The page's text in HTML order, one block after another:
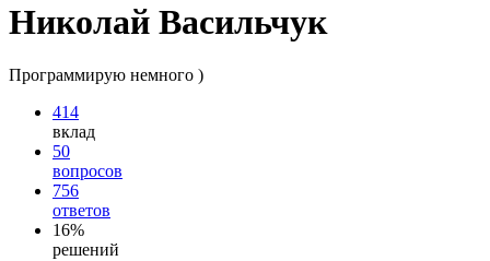
Николай Васильчук
Программирую немного )
414
вклад
50
вопросов
756
ответов
16%
решений